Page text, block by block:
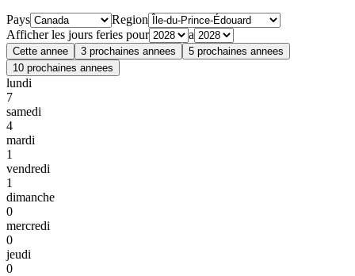
Pays
Region
Afficher les jours feries pour
a
Cette annee 3 prochaines annees
5 prochaines annees
10 prochaines annees
lundi
7
samedi
4
mardi
1
vendredi
1
dimanche
0
mercredi
0
jeudi
0